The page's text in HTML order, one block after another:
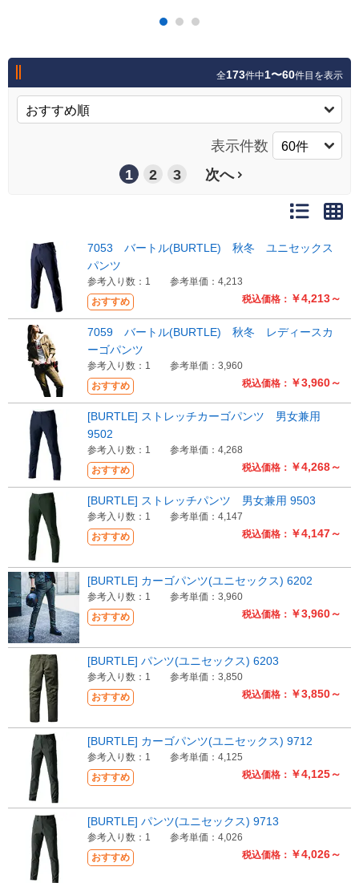
試着サンプル無料貸し出し
見積書
全173件中1〜60件目を表示
表示件数
1
2 3 次へ
おすすめ 税込価格： ￥4,213～
7053 バートル(BURTLE) 秋冬 ユニセックス
パンツ
参考入り数：1 参考単価：4,213
おすすめ 税込価格： ￥3,960～
7059 バートル(BURTLE) 秋冬 レディースカ
ーゴパンツ
参考入り数：1 参考単価：3,960
おすすめ 税込価格： ￥4,268～
[BURTLE] ストレッチカーゴパンツ 男女兼用
9502
参考入り数：1 参考単価：4,268
おすすめ 税込価格： ￥4,147～
[BURTLE] ストレッチパンツ 男女兼用 9503
参考入り数：1 参考単価：4,147
おすすめ 税込価格： ￥3,960～
[BURTLE] カーゴパンツ(ユニセックス) 6202
参考入り数：1 参考単価：3,960
おすすめ 税込価格： ￥3,850～
[BURTLE] パンツ(ユニセックス) 6203
参考入り数：1 参考単価：3,850
おすすめ 税込価格： ￥4,125～
[BURTLE] カーゴパンツ(ユニセックス) 9712
参考入り数：1 参考単価：4,125
おすすめ 税込価格： ￥4,026～
[BURTLE] パンツ(ユニセックス) 9713
参考入り数：1 参考単価：4,026